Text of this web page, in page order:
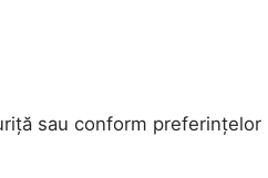
sau conform preferințelor